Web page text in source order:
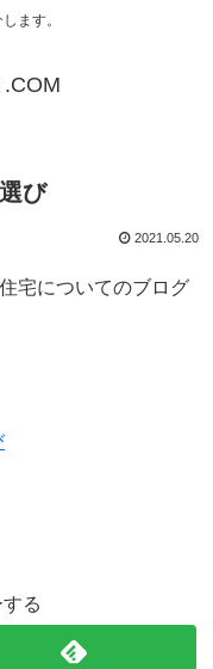
ます。
び
2021.05.20
宅についてのブログ
る